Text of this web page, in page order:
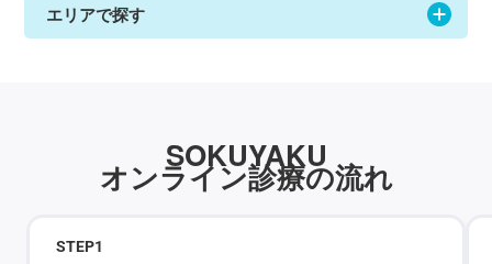
エリアで探す
SOKUYAKU
オンライン診療の流れ
STEP1